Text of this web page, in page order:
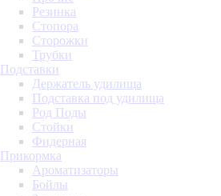
Резинка
Стопора
Сторожки
Трубки
Подставки
Держатель удилища
Подставка под удилища
Род Поды
Стойки
Фидерная
Прикормка
Ароматизаторы
Бойлы